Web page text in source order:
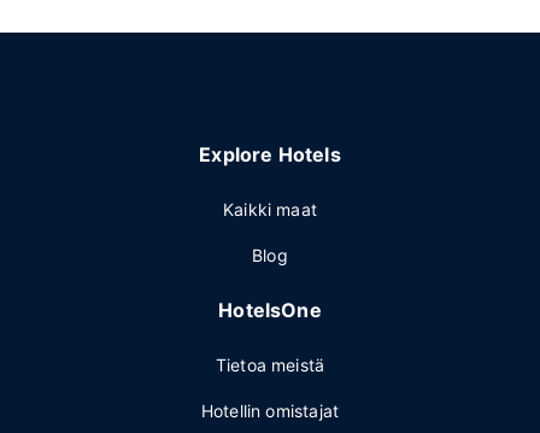
Explore Hotels
Kaikki maat
Blog
HotelsOne
Tietoa meistä
Hotellin omistajat